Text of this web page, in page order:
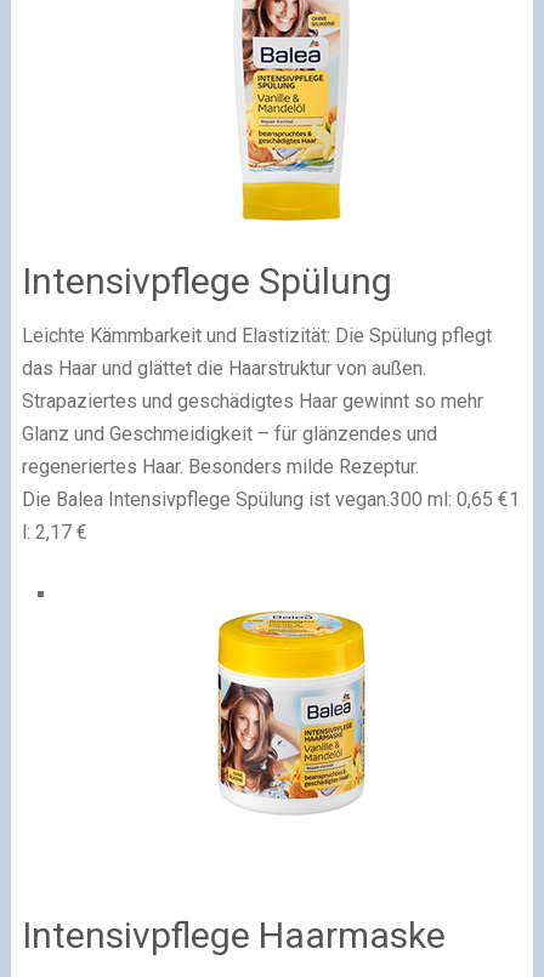
Intensivpflege Spülung
Leichte Kämmbarkeit und Elastizität: Die Spülung pflegt
das Haar und glättet die Haarstruktur von außen.
Strapaziertes und geschädigtes Haar gewinnt so mehr
Glanz und Geschmeidigkeit – für glänzendes und
regeneriertes Haar. Besonders milde Rezeptur.
Die Balea Intensivpflege Spülung ist vegan.300 ml: 0,65 €1
l: 2,17 €
Intensivpflege Haarmaske